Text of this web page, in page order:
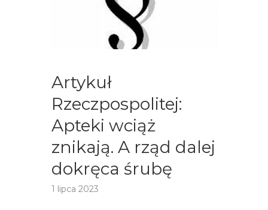
Artykuł
Rzeczpospolitej:
Apteki wciąż
znikają. A rząd dalej
dokręca śrubę
1 lipca 2023